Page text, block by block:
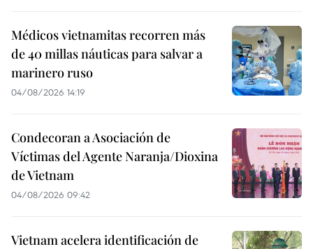
Médicos vietnamitas recorren más
de 40 millas náuticas para salvar a
marinero ruso
04/08/2026 14:19
Condecoran a Asociación de
Víctimas del Agente Naranja/Dioxina
de Vietnam
04/08/2026 09:42
Vietnam acelera identificación de